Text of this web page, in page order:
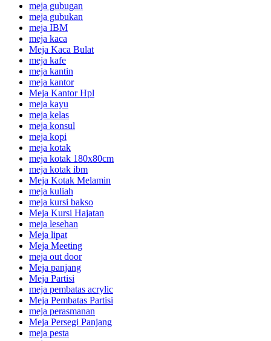
meja gubugan
meja gubukan
meja IBM
meja kaca
Meja Kaca Bulat
meja kafe
meja kantin
meja kantor
Meja Kantor Hpl
meja kayu
meja kelas
meja konsul
meja kopi
meja kotak
meja kotak 180x80cm
meja kotak ibm
Meja Kotak Melamin
meja kuliah
meja kursi bakso
Meja Kursi Hajatan
meja lesehan
Meja lipat
Meja Meeting
meja out door
Meja panjang
Meja Partisi
meja pembatas acrylic
Meja Pembatas Partisi
meja perasmanan
Meja Persegi Panjang
meja pesta